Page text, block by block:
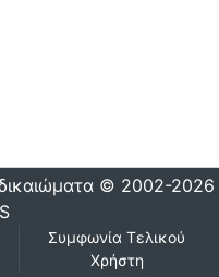
© 2002-2026
Συμφωνία Τελικού
Χρήστη